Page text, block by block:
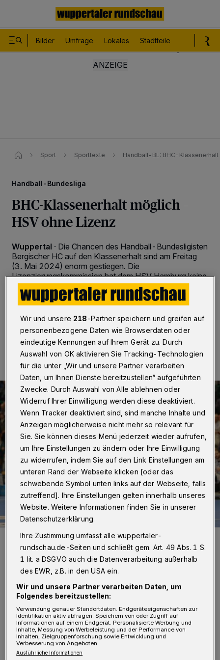
Bilder Umfrage Lokales Stadtteile
Sport Sporttexte Handball-BL: BHC-
Handball-Bundesliga
BHC-Klassenerhalt möglich –
HSV ohne Lizenz
Wuppertal · Die Chancen des Handball-Bundesligisten
Bergischer HC auf den Klassenerhalt sind am Freitag
(3. Mai 2024) enorm gestiegen. Die
Lizenzierungskommission hat dem HSV Hamburg keine
Lizenz für die Saison 2024/25 erteilt. Bleibt es dabei,
würde der BHC den frei werdenden Platz einnehmen.
03.05.2024 , 18:19 Uhr
Wirft Noah Beyer seine Tore auch in der kommenden Saison im
Oberhaus?
Von Jörn Koldehoff
amit erreicht der seit Tagen schwelende
Wir und unsere 218-Partner speichern und greifen auf
personenbezogene Daten wie Browserdaten oder
eindeutige Kennungen auf Ihrem Gerät zu. Durch
Auswahl von OK aktivieren Sie Tracking-Technologien
für die unter „Wir und unsere Partner verarbeiten
Daten, um Ihnen Dienste bereitzustellen“ aufgeführten
Zwecke. Durch Auswahl von Alle ablehnen oder
Widerruf Ihrer Einwilligung werden diese deaktiviert.
Wenn Tracker deaktiviert sind, sind manche Inhalte und
Anzeigen möglicherweise nicht mehr so relevant für
Sie. Sie können dieses Menü jederzeit wieder aufrufen,
um Ihre Einstellungen zu ändern oder Ihre Einwilligung
zu widerrufen, indem Sie auf den Link Einstellungen am
unteren Rand der Webseite klicken [oder das
schwebende Symbol unten links auf der Webseite, falls
zutreffend]. Ihre Einstellungen gelten innerhalb unseres
Website. Weitere Informationen finden Sie in unserer
Datenschutzerklärung.
Ihre Zustimmung umfasst alle wuppertaler-
rundschau.de-Seiten und schließt gem. Art. 49 Abs. 1 S.
1 lit. a DSGVO auch die Datenverarbeitung außerhalb
des EWR, z.B. in den USA ein.
Wir und unsere Partner verarbeiten Daten, um
Folgendes bereitzustellen:
Verwendung genauer Standortdaten. Endgeräteeigenschaften zur
Identifikation aktiv abfragen. Speichern von oder Zugriff auf
Informationen auf einem Endgerät. Personalisierte Werbung und
Inhalte, Messung von Werbeleistung und der Performance von
Inhalten, Zielgruppenforschung sowie Entwicklung und
Verbesserung von Angeboten.
Ausführliche Informationen